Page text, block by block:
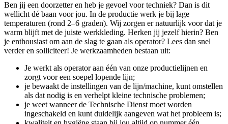
Ben jij een doorzetter en heb je gevoel voor techniek? Dan is dit
wellicht dé baan voor jou. In de productie werk je bij lage
temperaturen (rond 2–6 graden). Wij zorgen er natuurlijk voor dat je
warm blijft met de juiste werkkleding. Herken jij jezelf hierin? Ben
je enthousiast om aan de slag te gaan als operator? Lees dan snel
verder en solliciteer! Je werkzaamheden bestaan uit:
Je werkt als operator aan één van onze productielijnen en
zorgt voor een soepel lopende lijn;
je bewaakt de instellingen van de lijn/machine, kunt omstellen
als dat nodig is en verhelpt kleine technische problemen;
je weet wanneer de Technische Dienst moet worden
ingeschakeld en kunt duidelijk aangeven wat het probleem is;